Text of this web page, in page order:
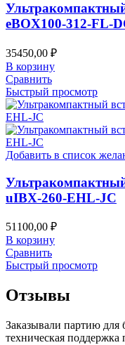
eBOX100-312-FL-
35450,00 ₽
В корзину
Сравнить
Быстрый просмотр
Добавить в список
uIBX-260-EHL-JC
51100,00 ₽
В корзину
Сравнить
Быстрый просмотр
Отзывы
Заказывали партию для
техническая поддержка